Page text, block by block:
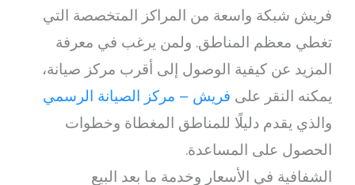
فريش شبكة واسعة من المراكز المتخصصة التي
تغطي معظم المناطق. ولمن يرغب في معرفة
المزيد عن كيفية الوصول إلى أقرب مركز صيانة،
يمكنه النقر على فريش – مركز الصيانة الرسمي
والذي يقدم دليلًا للمناطق المغطاة وخطوات
الحصول على المساعدة.
الشفافية في الأسعار وخدمة ما بعد البيع